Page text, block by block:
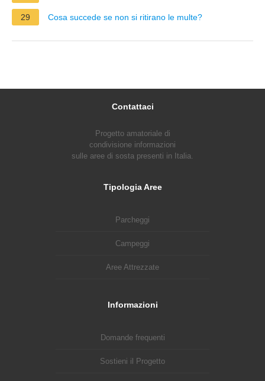
29 Cosa succede se non si ritirano le multe?
Contattaci
Progetto amatoriale di
condivisione informazioni
sulle aree di sosta presenti in Italia.
Tipologia Aree
Parcheggi
Campeggi
Aree Attrezzate
Informazioni
Domande frequenti
Sostieni il Progetto